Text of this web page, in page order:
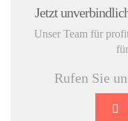
Jetzt
Unser Team für
Rufen Sie